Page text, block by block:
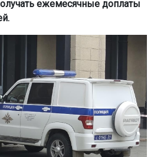
ежемесячные доплаты